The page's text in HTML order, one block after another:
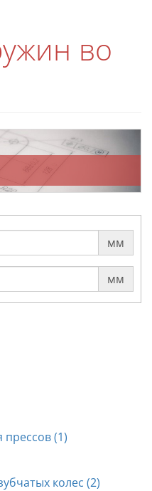
во
мм
мм
прессов (1)
колес (2)